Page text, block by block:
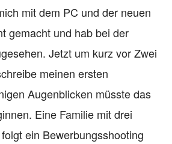
mit dem PC und der neuen
gemacht und hab bei der
Jetzt um kurz vor Zwei
meinen ersten
Augenblicken müsste das
Eine Familie mit drei
ein Bewerbungsshooting